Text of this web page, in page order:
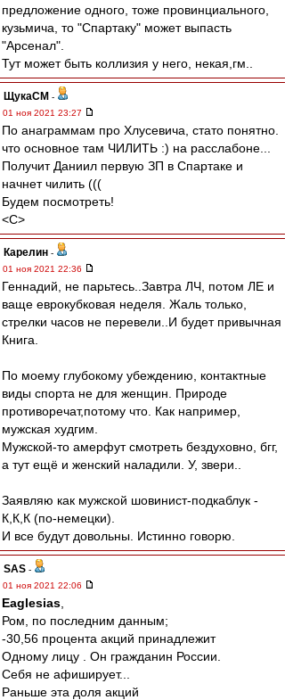
предложение одного, тоже провинциального,
кузьмича, то "Спартаку" может выпасть
"Арсенал".
Тут может быть коллизия у него, некая,гм..
ЩукаСМ -
01 ноя 2021 23:27
По анаграммам про Хлусевича, стато понятно.
что основное там ЧИЛИТЬ :) на расслабоне...
Получит Даниил первую ЗП в Спартаке и
начнет чилить (((
Будем посмотреть!
<C>
Карелин -
01 ноя 2021 22:36
Геннадий, не парьтесь..Завтра ЛЧ, потом ЛЕ и
ваще еврокубковая неделя. Жаль только,
стрелки часов не перевели..И будет привычная
Книга.
По моему глубокому убеждению, контактные
виды спорта не для женщин. Природе
противоречат,потому что. Как например,
мужская худгим.
Мужской-то амерфут смотреть бездуховно, бгг,
а тут ещё и женский наладили. У, звери..
Заявляю как мужской шовинист-подкаблук -
К,К,К (по-немецки).
И все будут довольны. Истинно говорю.
SAS -
01 ноя 2021 22:06
Eaglesias
Ром, по последним данным;
-30,56 процента акций принадлежит
Одному лицу . Он гражданин России.
Себя не афиширует...
Раньше эта доля акций